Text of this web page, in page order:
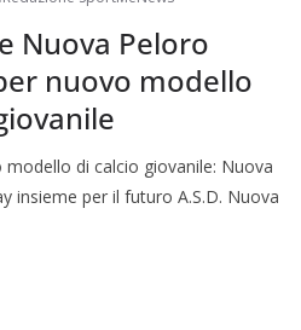
Nuova Peloro
nuovo modello
modello di calcio giovanile: Nuova
insieme per il futuro A.S.D. Nuova